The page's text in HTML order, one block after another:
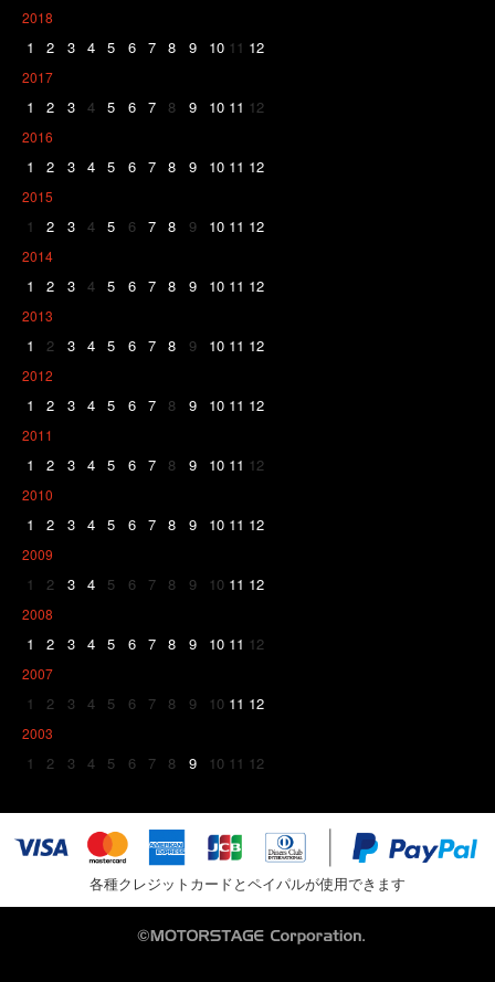
2018
1 2 3 4 5 6 7 8 9 10 11 12
2017
1 2 3 4 5 6 7 8 9 10 11 12
2016
1 2 3 4 5 6 7 8 9 10 11 12
2015
1 2 3 4 5 6 7 8 9 10 11 12
2014
1 2 3 4 5 6 7 8 9 10 11 12
2013
1 2 3 4 5 6 7 8 9 10 11 12
2012
1 2 3 4 5 6 7 8 9 10 11 12
2011
1 2 3 4 5 6 7 8 9 10 11 12
2010
1 2 3 4 5 6 7 8 9 10 11 12
2009
1 2 3 4 5 6 7 8 9 10 11 12
2008
1 2 3 4 5 6 7 8 9 10 11 12
2007
1 2 3 4 5 6 7 8 9 10 11 12
2003
1 2 3 4 5 6 7 8 9 10 11 12
各種クレジットカードとペイパルが使用できます